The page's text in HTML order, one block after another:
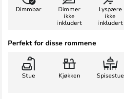
Dimmbar
Dimmer
ikke
inkludert
Lyspære
ikke
inkludert
Perfekt for disse rommene
Stue Kjøkken Spisestue